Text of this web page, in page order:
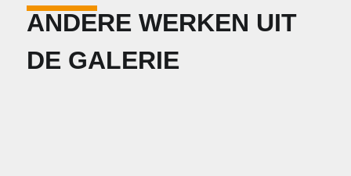
ANDERE WERKEN UIT
DE GALERIE